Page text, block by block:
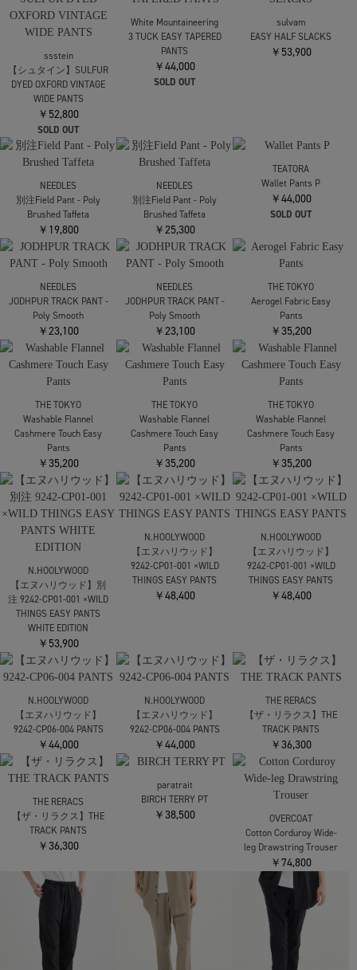
NEEDLES
TRACK PANT - Poly
Smooth
￥23,100
NEEDLES
H.D. TRACK PANT - Poly
Smooth
￥23,100
NEEDLES
H.D. TRACK PANT - Poly
H.D. TRACK PANT - Poly
Smooth
￥23,100
【エヌハリウッド】
×ArkAir 9251-CP01-002
PANTS
￥66,000
【エヌハリウッド】
×ArkAir 9251-CP01-002
PANTS
￥66,000
ssstein
【シュタイン】SULFUR
DYED OXFORD VINTAGE
WIDE PANTS
￥52,800
SOLD OUT
White Mountaineering
3 TUCK EASY TAPERED
PANTS
￥44,000
SOLD OUT
sulvam
EASY HALF SLACKS
￥53,900
NEEDLES
別注Field Pant - Poly
Brushed Taffeta
￥19,800
NEEDLES
別注Field Pant - Poly
Brushed Taffeta
￥25,300
TEATORA
Wallet Pants P
￥44,000
SOLD OUT
NEEDLES
JODHPUR TRACK PANT -
￥23,100
NEEDLES
JODHPUR TRACK PANT -
Poly Smooth
￥23,100
THE TOKYO
Aerogel Fabric Easy
Pants
￥35,200
Washable Flannel
Cashmere Touch Easy
Pants
￥35,200
Washable Flannel
Cashmere Touch Easy
Pants
￥35,200
THE TOKYO
Washable Flannel
Cashmere Touch Easy
Pants
￥35,200
N.HOOLYWOOD
【エヌハリウッド】別
注 9242-CP01-001 ×WILD
WHITE EDITION
￥53,900
N.HOOLYWOOD
【エヌハリウッド】
9242-CP01-001 ×WILD
N.HOOLYWOOD
【エヌハリウッド】
9242-CP01-001 ×WILD
THINGS EASY PANTS
￥48,400
N.HOOLYWOOD
【エヌハリウッド】
N.HOOLYWOOD
【エヌハリウッド】
THE RERACS
【ザ・リラクス】THE